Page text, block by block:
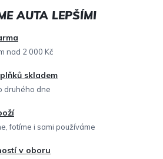
nad 2 000 Kč
skladem
druhého dne
fotíme i sami používáme
v oboru